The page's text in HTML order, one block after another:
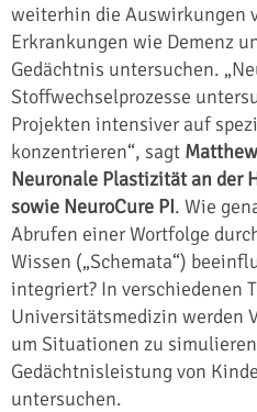
weiterhin die Auswirkungen
Erkrankungen wie Demenz
Gedächtnis untersuchen.
Stoffwechselprozesse
Projekten intensiver auf
konzentrieren“, sagt
Neuronale Plastizität an der
sowie NeuroCure PI. Wie
Abrufen einer Wortfolge
Wissen („Schemata“)
integriert? In verschiedenen
Universitätsmedizin werden
um Situationen zu
Gedächtnisleistung von
untersuchen.